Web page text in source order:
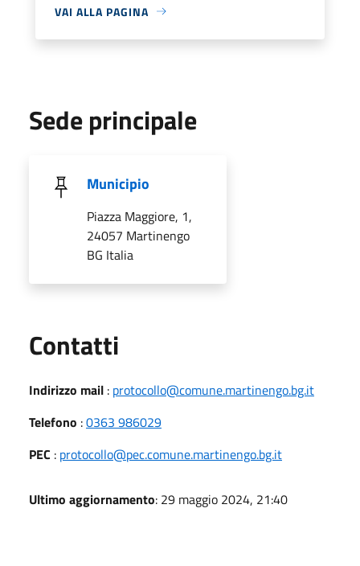
VAI ALLA PAGINA
Sede principale
Municipio
Piazza Maggiore, 1,
24057 Martinengo
BG Italia
Contatti
Indirizzo mail : protocollo@comune.martinengo.bg.it
Telefono :0363 986029
PEC : protocollo@pec.comune.martinengo.bg.it
Ultimo aggiornamento: 29 maggio 2024, 21:40